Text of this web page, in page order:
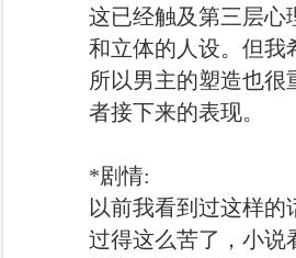
这已经触及第三层心
和立体的人设。但我
所以男主的塑造也
者接下来的表现。
*剧情:
以前我看到过这样的
过得这么苦了，小说